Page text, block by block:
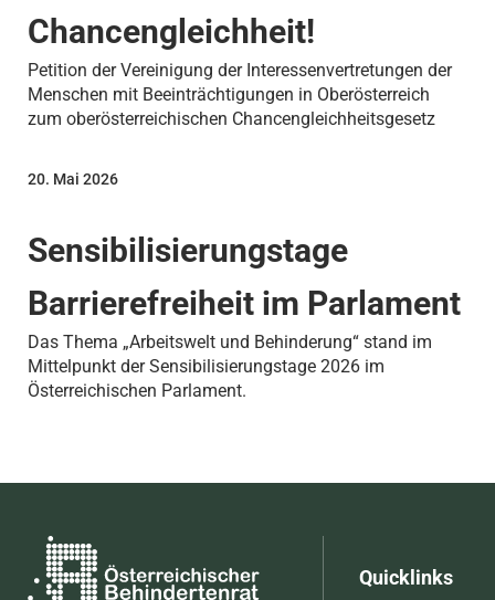
Chancengleichheit!
Petition der Vereinigung der Interessenvertretungen der
Menschen mit Beeinträchtigungen in Oberösterreich
zum oberösterreichischen Chancengleichheitsgesetz
Sensibilisierungstage
Barrierefreiheit im Parlament
20. Mai 2026
Das Thema „Arbeitswelt und Behinderung“ stand im
Mittelpunkt der Sensibilisierungstage 2026 im
Österreichischen Parlament.
Quicklinks